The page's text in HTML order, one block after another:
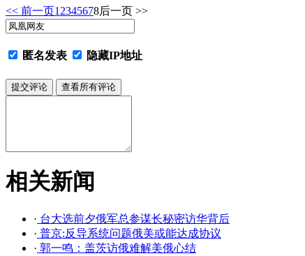
<< 前一页1 2345678后一页 >>
匿名发表 隐藏IP地址
相关新闻
· 台大选前夕俄军总参谋长秘密访华背后
· 普京:反导系统问题俄美或能达成协议
· 郭一鸣：盖茨访俄难解美俄心结